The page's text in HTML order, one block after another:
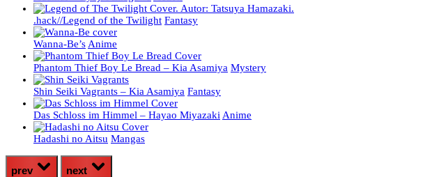
.hack//Legend of the Twilight Fantasy
Wanna-Be’sAnime
Phantom Thief Boy Le Bread – Kia Asamiya Mystery
Shin Seiki Vagrants – Kia Asamiya Fantasy
Das Schloss im Himmel – Hayao MiyazakiAnime
Hadashi no Aitsu Mangas
prev next